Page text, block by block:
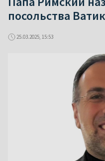
посольства
25.03.2025, 15:53